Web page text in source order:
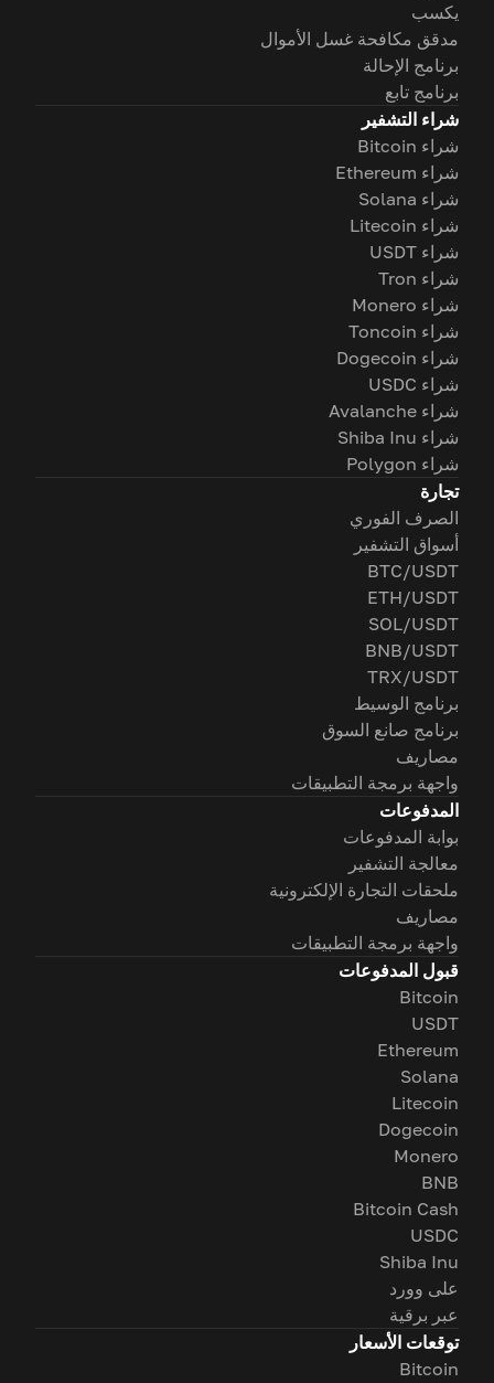
يكسب
مدقق مكافحة غسل الأموال
برنامج الإحالة
برنامج تابع
شراء التشفير
شراء Bitcoin
شراء Ethereum
شراء Solana
شراء Litecoin
شراء USDT
شراء Tron
شراء Monero
شراء Toncoin
شراء Dogecoin
شراء USDC
شراء Avalanche
شراء Shiba Inu
شراء Polygon
تجارة
الصرف الفوري
أسواق التشفير
BTC/USDT
ETH/USDT
SOL/USDT
BNB/USDT
TRX/USDT
برنامج الوسيط
برنامج صانع السوق
مصاريف
واجهة برمجة التطبيقات
المدفوعات
بوابة المدفوعات
معالجة التشفير
ملحقات التجارة الإلكترونية
مصاريف
واجهة برمجة التطبيقات
قبول المدفوعات
Bitcoin
USDT
Ethereum
Solana
Litecoin
Dogecoin
Monero
BNB
Bitcoin Cash
USDC
Shiba Inu
على وورد
عبر برقية
توقعات الأسعار
Bitcoin